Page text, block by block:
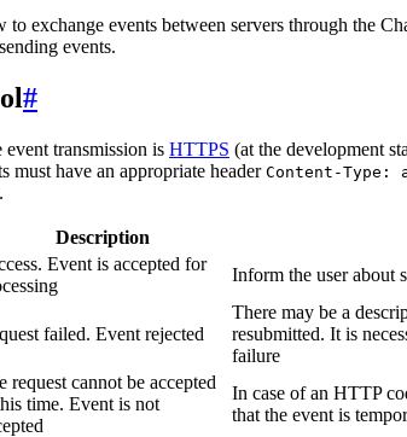
to exchange events between servers through the
events.
#
transmission is HTTPS (at the development
must have an appropriate header Content-
Description
Event is accepted for
Inform the user about
failed. Event rejected
There may be a
resubmitted. It is
failure
request cannot be accepted
time. Event is not
In case of an HTTP
that the event is